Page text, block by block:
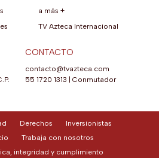
a más +
TV Azteca Internacional
CONTACTO
contacto@tvazteca.com
55 1720 1313
Conmutador
Derechos
Inversionistas
Trabaja con nosotros
integridad y cumplimiento